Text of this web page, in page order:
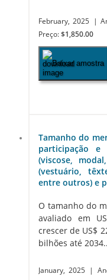
February, 2025 |
Preço: $1,850.00
Baixar amostra
Tamanho do
participação
(viscose,
(vestuário,
entre outros) e
O tamanho do
avaliado em
crescer de US$
bilhões até
January, 2025 |